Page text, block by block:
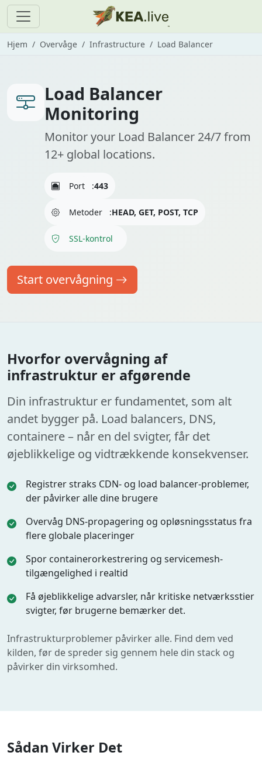
Hjem Overvåge Infrastructure Load Balancer
Load Balancer
Monitoring
Monitor your Load Balancer 24/7 from
12+ global locations.
Port :443
Metoder :HEAD, GET, POST, TCP
SSL-kontrol
Start overvågning
Hvorfor overvågning af
infrastruktur er afgørende
Din infrastruktur er fundamentet, som alt
andet bygger på. Load balancers, DNS,
containere – når en del svigter, får det
øjeblikkelige og vidtrækkende konsekvenser.
Registrer straks CDN- og load balancer-problemer,
der påvirker alle dine brugere
Overvåg DNS-propagering og opløsningsstatus fra
flere globale placeringer
Spor containerorkestrering og servicemesh-
tilgængelighed i realtid
Få øjeblikkelige advarsler, når kritiske netværksstier
svigter, før brugerne bemærker det.
Infrastrukturproblemer påvirker alle. Find dem ved
kilden, før de spreder sig gennem hele din stack og
påvirker din virksomhed.
Sådan Virker Det